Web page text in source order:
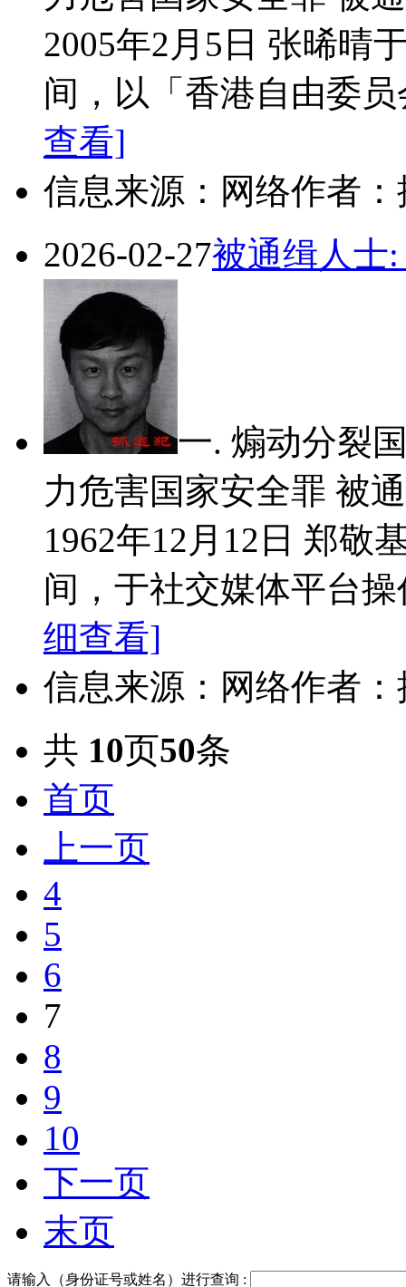
2005年2月5日 张晞晴
间，以「香港自由委
查看]
信息来源：网络作者：
2026-02-27被通缉人士
一. 煽动分裂
力危害国家安全罪 被
1962年12月12日 郑敬
间，于社交媒体平台
细查看]
信息来源：网络作者：
共 10页50条
首页
上一页
4
5
6
7
8
9
10
下一页
末页
请输入（身份证号或姓名）进行查询 :